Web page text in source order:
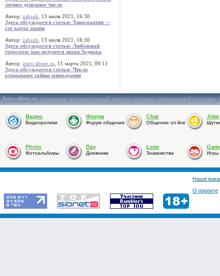
личное денежное число
Автор: zabzab , 13 июля 2021, 16:30
Здесь обсуждается статья: Хиромантия —
это карта жизни
Автор: zabzab , 13 июля 2021, 16:30
Здесь обсуждается статья: Любовный
гороскоп: как целуются знаки Зодиака
Автор: astro.sibnet.ru , 11 марта 2021, 00:11
Здесь обсуждается статья: Числа
открывают тайны мироздания
Astro.sibnet.ru:астрология,астрологический прогноз,гороскоп,персональный гороскоп,
Видео
Видеоролики
Форум
Форум общения
Chat
Общение on-line
Joke
Photo
Фотоальбомы
Day
Дневники
Love
Знакомства Игры
Наши
О проекте